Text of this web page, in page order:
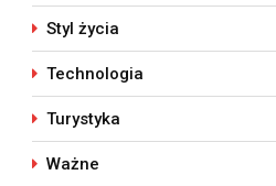
Styl życia
Technologia
Turystyka
Ważne